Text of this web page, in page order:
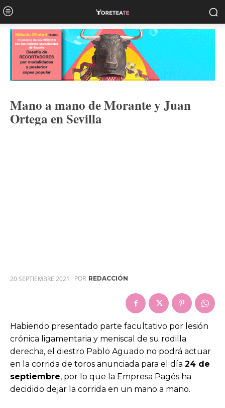
Mano a mano de Morante y Juan
Ortega en Sevilla
20 SEPTIEMBRE 2021 POR REDACCIÓN
Habiendo presentado parte facultativo por lesión
crónica ligamentaria y meniscal de su rodilla
derecha, el diestro Pablo Aguado no podrá actuar
en la corrida de toros anunciada para el día 24 de
septiembre, por lo que la Empresa Pagés ha
decidido dejar la corrida en un mano a mano.